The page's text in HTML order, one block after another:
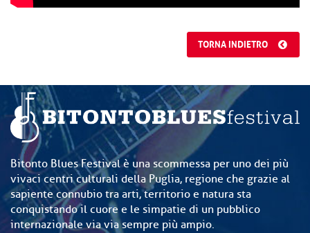
TORNA INDIETRO
Bitonto Blues Festival è una scommessa per uno dei più
vivaci centri culturali della Puglia, regione che grazie al
sapiente connubio tra arti, territorio e natura sta
conquistando il cuore e le simpatie di un pubblico
internazionale via via sempre più ampio.